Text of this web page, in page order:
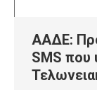
ΑΑΔΕ:
SMS που